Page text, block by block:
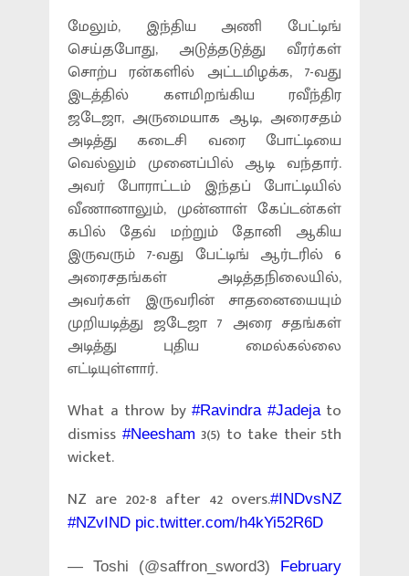
மேலும், இந்திய அணி பேட்டிங்
செய்தபோது, அடுத்தடுத்து வீரர்கள்
சொற்ப ரன்களில் அட்டமிழக்க, 7-வது
இடத்தில் களமிறங்கிய ரவீந்திர
ஜடேஜா, அருமையாக ஆடி, அரைசதம்
அடித்து கடைசி வரை போட்டியை
வெல்லும் முனைப்பில் ஆடி வந்தார்.
அவர் போராட்டம் இந்தப் போட்டியில்
வீணானாலும், முன்னாள் கேப்டன்கள்
கபில் தேவ் மற்றும் தோனி ஆகிய
இருவரும் 7-வது பேட்டிங் ஆர்டரில் 6
அரைசதங்கள் அடித்தநிலையில்,
அவர்கள் இருவரின் சாதனையையும்
முறியடித்து ஜடேஜா 7 அரை சதங்கள்
அடித்து புதிய மைல்கல்லை
எட்டியுள்ளார்.
What a throw by #Ravindra #Jadejato
dismiss #Neesham 3(5) to take their 5th
wicket.
NZ are 202-8 after 42 overs.#INDvsNZ
#NZvIND pic.twitter.com/h4kYi52R6D
— Toshi (@saffron_sword3)
February